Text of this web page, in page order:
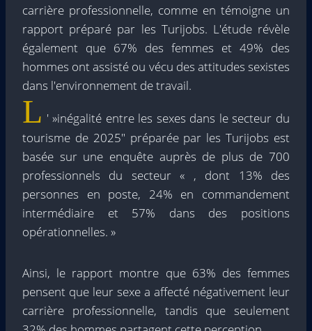
carrière professionnelle, comme en témoigne un
rapport préparé par les Turijobs. L'étude révèle
également que 67% des femmes et 49% des
hommes ont assisté ou vécu des attitudes sexistes
dans l'environnement de travail.
L ' »inégalité entre les sexes dans le secteur du
tourisme de 2025″ préparée par les Turijobs est
basée sur une enquête auprès de plus de 700
professionnels du secteur « , dont 13% des
personnes en poste, 24% en commandement
intermédiaire et 57% dans des positions
opérationnelles. »
Ainsi, le rapport montre que 63% des femmes
pensent que leur sexe a affecté négativement leur
carrière professionnelle, tandis que seulement